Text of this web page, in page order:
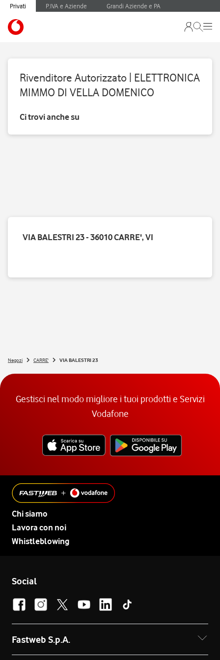
Privati P.IVA e Aziende Grandi Aziende e PA
Rivenditore Autorizzato | ELETTRONICA
MIMMO DI VELLA DOMENICO
Ci trovi anche su
VIA BALESTRI 23 - 36010 CARRE', VI
Negozi CARRE' VIA BALESTRI 23
Gestisci nel modo migliore i tuoi prodotti e Servizi
Vodafone
Chi siamo
Lavora con noi
Whistleblowing
Social
Fastweb S.p.A.